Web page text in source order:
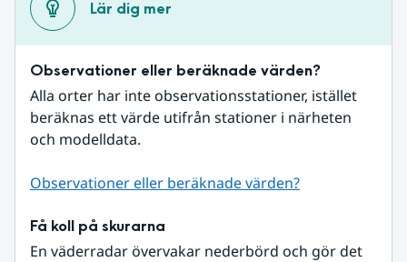
Lär dig mer
Observationer eller beräknade värden?
Alla orter har inte observationsstationer, istället
beräknas ett värde utifrån stationer i närheten
och modelldata.
Observationer eller beräknade värden?
Få koll på skurarna
En väderradar övervakar nederbörd och gör det